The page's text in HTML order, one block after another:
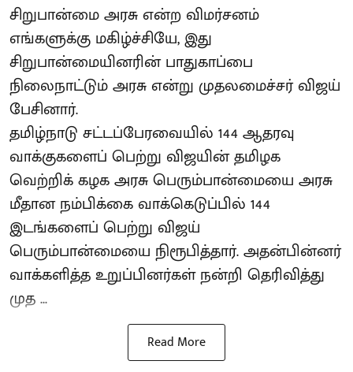
சிறுபான்மை அரசு என்ற விமர்சனம்
எங்களுக்கு மகிழ்ச்சியே, இது
சிறுபான்மையினரின் பாதுகாப்பை
நிலைநாட்டும் அரசு என்று முதலமைச்சர் விஜய்
பேசினார்.
தமிழ்நாடு சட்டப்பேரவையில் 144 ஆதரவு
வாக்குகளைப் பெற்று விஜயின் தமிழக
வெற்றிக் கழக அரசு பெரும்பான்மையை அரசு
மீதான நம்பிக்கை வாக்கெடுப்பில் 144
இடங்களைப் பெற்று விஜய்
பெரும்பான்மையை நிரூபித்தார். அதன்பின்னர்
வாக்களித்த உறுப்பினர்கள் நன்றி தெரிவித்து
முத ...
Read More